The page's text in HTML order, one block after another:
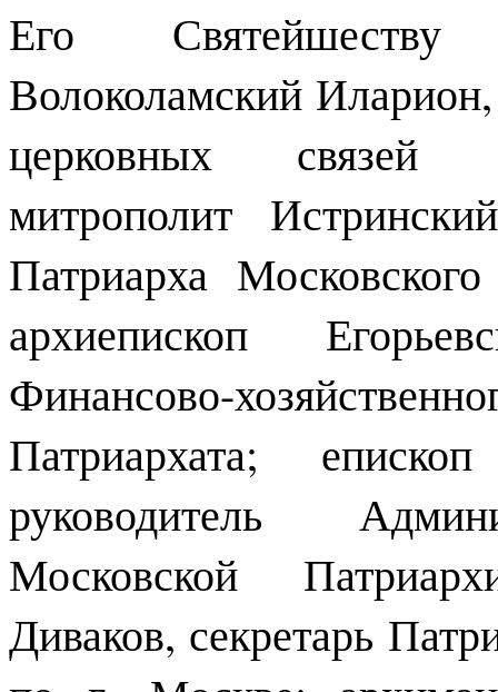
Его Святейшеству
Волоколамский
церковных связей
митрополит
Патриарха
архиепископ
Финансово-
Патриархата;
руководитель
Московской
Диваков, секретарь